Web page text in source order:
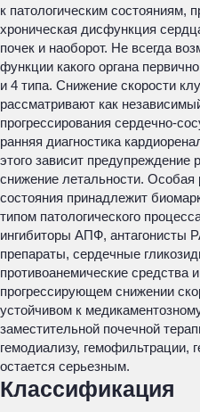
к патологическим состояниям,
хроническая дисфункция
почек и наоборот. Не всегда
функции какого органа
и 4 типа. Снижение скорости
рассматривают как
прогрессирования сердечно-
ранняя диагностика
этого зависит предупреждение
снижение летальности. Особая
состояния принадлежит
типом патологического
ингибиторы АПФ, антагонисты
препараты, сердечные
противоанемические средства
прогрессирующем снижении
устойчивом к
заместительной почечной
гемодиализу, гемофильтрации,
остается серьезным.
Классификация